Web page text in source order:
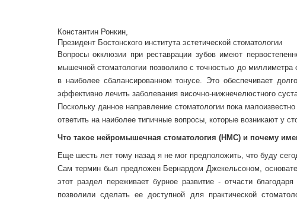
Константин Ронкин,
Президент Бостонского института эстетической стоматологии
Вопросы окклюзии при реставрации зубов имеют
мышечной стоматологии позволило с точностью до
в наиболее сбалансированном тонусе. Это обеспечивает
эффективно лечить заболевания височно-нижнечелюстного
Поскольку данное направление стоматологии пока
ответить на наиболее типичные вопросы, которые возникают у
Что такое нейромышечная стоматология (НМС) и почему
Еще шесть лет тому назад я не мог предположить, что буду
Сам термин был предложен Бернардом Джекельсоном,
этот раздел переживает бурное развитие - отчасти
позволили сделать ее доступной для практической